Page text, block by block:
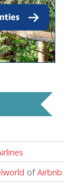
ofAirbnb